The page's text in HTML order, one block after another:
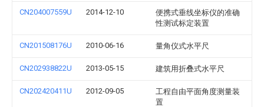
CN204007559U 2014-12-10
便携式垂线坐标仪的准确
性测试标定装置
CN201508176U 2010-06-16 量角仪式水平尺
CN202938822U 2013-05-15 建筑用折叠式水平尺
CN202420411U 2012-09-05
工程自由平面角度测量装
置